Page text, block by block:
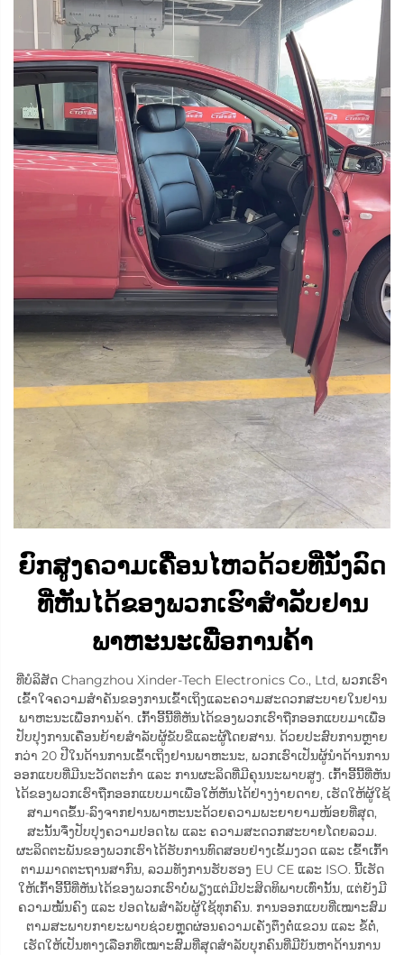
ຍົກສູງຄວາມເຄື່ອນໄຫວດ້ວຍທີ່ນັ່ງລົດ
ທີ່ຫັນໄດ້ຂອງພວກເຮົາສຳລັບຢານ
ພາຫະນະເພື່ອການຄ້າ
ທີ່ບໍລິສັດ Changzhou Xinder-Tech Electronics Co., Ltd, ພວກເຮົາ
ເຂົ້າໃຈຄວາມສຳຄັນຂອງການເຂົ້າເຖິງແລະຄວາມສະດວກສະບາຍໃນຢານ
ພາຫະນະເພື່ອການຄ້າ. ເກົ້າອີ້ນີ້ທີ່ຫັນໄດ້ຂອງພວກເຮົາຖືກອອກແບບມາເພື່ອ
ປັບປຸງການເຄື່ອນຍ້າຍສຳລັບຜູ້ຂັບຂີ່ແລະຜູ້ໂດຍສານ. ດ້ວຍປະສົບການຫຼາຍ
ກວ່າ 20 ປີໃນດ້ານການເຂົ້າເຖິງຢານພາຫະນະ, ພວກເຮົາເປັນຜູ້ນຳດ້ານການ
ອອກແບບທີ່ມີນະວັດຕະກຳ ແລະ ການຜະລິດທີ່ມີຄຸນນະພາບສູງ. ເກົ້າອີ້ນີ້ທີ່ຫັນ
ໄດ້ຂອງພວກເຮົາຖືກອອກແບບມາເພື່ອໃຫ້ຫັນໄດ້ຢ່າງງ່າຍດາຍ, ເຮັດໃຫ້ຜູ້ໃຊ້
ສາມາດຂຶ້ນ-ລົງຈາກຢານພາຫະນະດ້ວຍຄວາມພະຍາຍາມໜ້ອຍທີ່ສຸດ,
ສະນັ້ນຈຶ່ງປັບປຸງຄວາມປອດໄພ ແລະ ຄວາມສະດວກສະບາຍໂດຍລວມ.
ຜະລິດຕະພັນຂອງພວກເຮົາໄດ້ຮັບການທົດສອບຢ່າງເຂັ້ມງວດ ແລະ ເຂົ້າເກົ້າ
ຕາມມາດຕະຖານສາກົນ, ລວມທັງການຮັບຮອງ EU CE ແລະ ISO. ນີ້ເຮັດ
ໃຫ້ເກົ້າອີ້ນີ້ທີ່ຫັນໄດ້ຂອງພວກເຮົາບໍ່ພຽງແຕ່ມີປະສິດທິພາບເທົ່ານັ້ນ, ແຕ່ຍັງມີ
ຄວາມໝັ້ນຄົງ ແລະ ປອດໄພສຳລັບຜູ້ໃຊ້ທຸກຄົນ. ການອອກແບບທີ່ເໝາະສົມ
ຕາມສະພາບກາຍະພາບຊ່ວຍຫຼຸດຜ່ອນຄວາມເຄັ່ງຕຶງຕໍ່ແຂວນ ແລະ ຂໍ້ຕໍ່,
ເຮັດໃຫ້ເປັນທາງເລືອກທີ່ເໝາະສົມທີ່ສຸດສຳລັບບຸກຄົນທີ່ມີບັນຫາດ້ານການ